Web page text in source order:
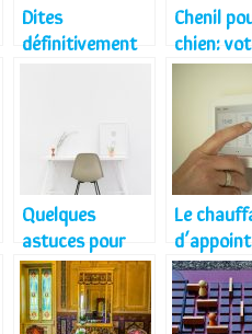
Dites
définitivement
Chenil
chien:
sécurité
bien être
votre
Quelques
astuces pour
gagner
facilement de la
place dans votre
Le
appareil
des